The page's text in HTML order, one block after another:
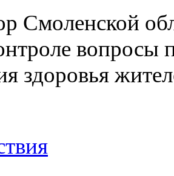
Смоленской
вопросы
здоровья